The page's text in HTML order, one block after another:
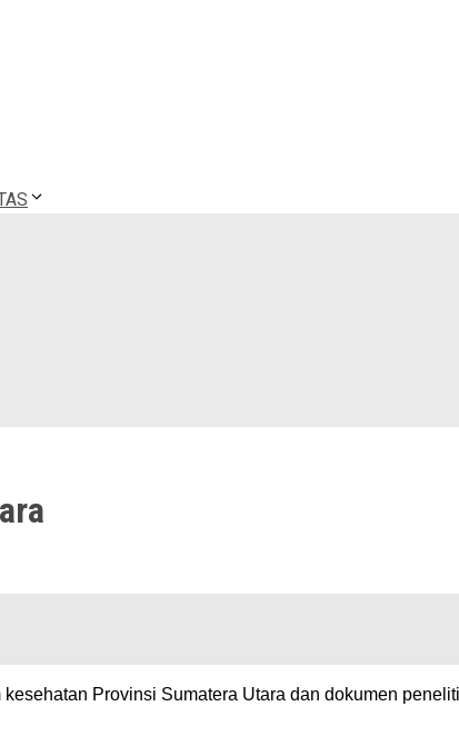
Provinsi Sumatera Utara dan dokumen